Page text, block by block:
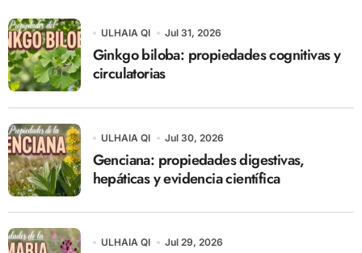
ULHAIA QI Jul 31, 2026
Ginkgo biloba: propiedades cognitivas y
circulatorias
ULHAIA QI Jul 30, 2026
Genciana: propiedades digestivas,
hepáticas y evidencia científica
ULHAIA QI Jul 29, 2026